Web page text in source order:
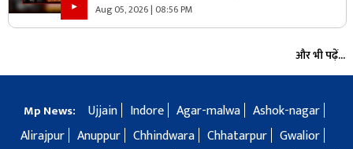
Aug 05, 2026 | 08:56 PM
और भी पढ़ें...
Mp News: Ujjain Indore Agar-malwa Ashok-nagar
Alirajpur Anuppur Chhindwara Chhatarpur Gwalior